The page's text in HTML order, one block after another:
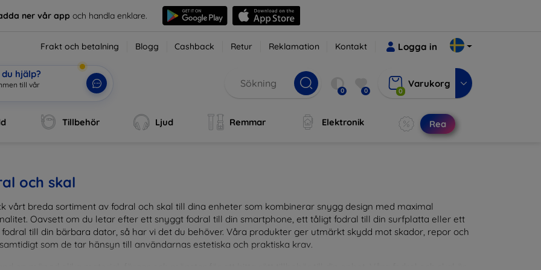
ner vår app och handla enklare.
Frakt och betalning Blogg Cashback Retur Reklamation Kontakt Logga in
hjälp?
0 0 0
Varukorg
Tillbehör Ljud Remmar Elektronik Rea
och skal
vårt breda sortiment av fodral och skal till dina enheter som kombinerar snygg design med maximal
Oavsett om du letar efter ett snyggt fodral till din smartphone, ett tåligt fodral till din surfplatta eller ett
till din bärbara dator, så har vi det du behöver. Våra produkter ger utmärkt skydd mot skador, repor och
som de tar hänsyn till användarnas estetiska och praktiska krav.